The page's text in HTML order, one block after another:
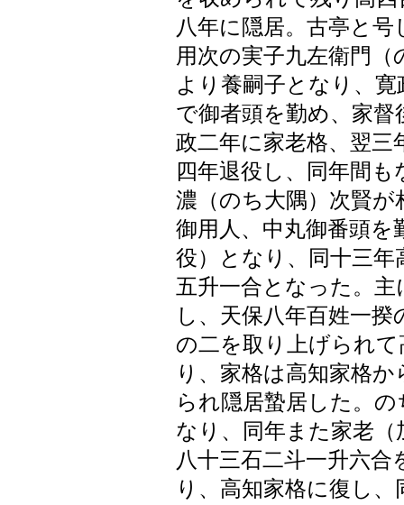
八年に隠居。古亭と
用次の実子九左衛門
より養嗣子となり、
で御者頭を勤め、家督
政二年に家老格、翌三
四年退役し、同年間
濃（のち大隅）次賢が
御用人、中丸御番頭を
役）となり、同十三
五升一合となった。
し、天保八年百姓一
の二を取り上げられ
り、家格は高知家格
られ隠居蟄居した。
なり、同年また家老
八十三石二斗一升六
り、高知家格に復し